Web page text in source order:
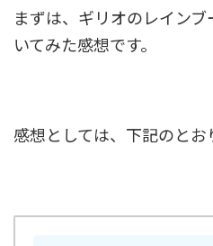
まずは、ギリオのレイン
いてみた感想です。
感想としては、下記のとお